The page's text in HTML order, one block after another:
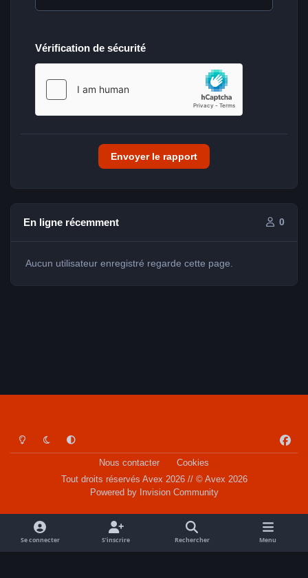
Vérification de sécurité
Envoyer le rapport
En ligne récemment 0
Aucun utilisateur enregistré regarde cette page.
Light ModeDark ModeSystem Preference
a
o
k
Nous contacter
Cookies
Tout droits réservés Avex 2026 // © Avex 2026
Powered by Invision Community
Se connecter S’inscrire Rechercher Menu